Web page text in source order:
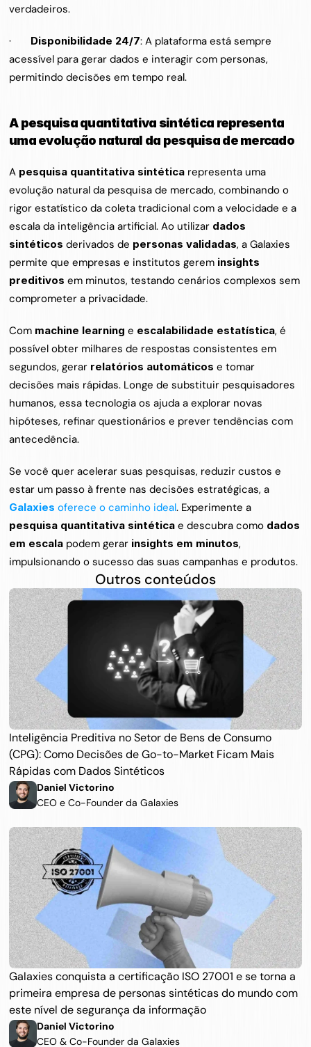
verdadeiros.
· Disponibilidade 24/7: A plataforma está sempre
acessível para gerar dados e interagir com personas,
permitindo decisões em tempo real.
A pesquisa quantitativa sintética representa
uma evolução natural da pesquisa de mercado
A pesquisa quantitativa sintética representa uma
evolução natural da pesquisa de mercado, combinando o
rigor estatístico da coleta tradicional com a velocidade e a
escala da inteligência artificial. Ao utilizar dados
sintéticos derivados de personas validadas, a Galaxies
permite que empresas e institutos gerem insights
preditivos em minutos, testando cenários complexos sem
comprometer a privacidade.
Com machine learning e escalabilidade estatística, é
possível obter milhares de respostas consistentes em
segundos, gerar relatórios automáticos e tomar
decisões mais rápidas. Longe de substituir pesquisadores
humanos, essa tecnologia os ajuda a explorar novas
hipóteses, refinar questionários e prever tendências com
antecedência.
Se você quer acelerar suas pesquisas, reduzir custos e
Galaxies oferece o caminho ideal
pesquisa quantitativa sintética e descubra como dados
em escala podem gerar insights em minutos,
impulsionando o sucesso das suas campanhas e produtos.
Outros conteúdos
Inteligência Preditiva no Setor de Bens de Consumo
(CPG): Como Decisões de Go-to-Market Ficam Mais
Rápidas com Dados Sintéticos
Daniel Victorino
CEO e Co-Founder da Galaxies
Galaxies conquista a certificação ISO 27001 e se torna a
primeira empresa de personas sintéticas do mundo com
este nível de segurança da informação
Daniel Victorino
CEO & Co-Founder da Galaxies